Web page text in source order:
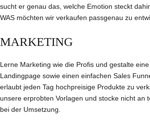
sucht er genau das, welche Emotion steckt
WAS möchten wir verkaufen passgenau zu
MARKETING
Lerne Marketing wie die Profis und gestalte eine
Landingpage sowie einen einfachen Sales
erlaubt jeden Tag hochpreisige Produkte zu
unsere erprobten Vorlagen und stocke nicht an
bei der Umsetzung.